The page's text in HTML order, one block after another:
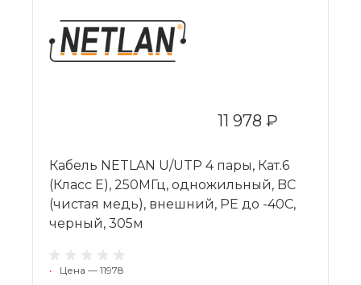
11 978 ₽
Кабель NETLAN U/UTP 4 пары, Кат.6
(Класс E), 250МГц, одножильный, BC
(чистая медь), внешний, PE до -40C,
черный, 305м
• Цена — 11978